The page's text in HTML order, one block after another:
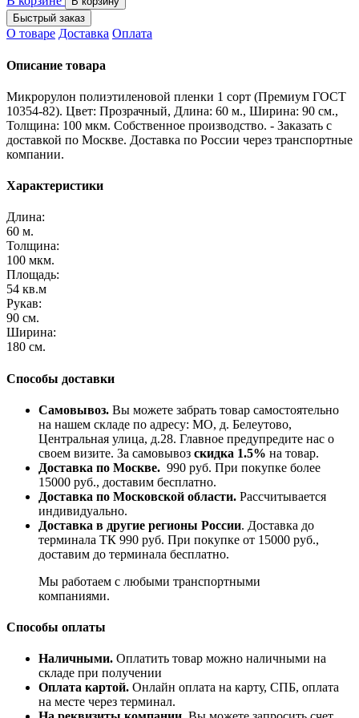
Быстрый заказ
О товаре Доставка Оплата
Описание товара
Микрорулон полиэтиленовой пленки 1 сорт (Премиум ГОСТ
10354-82). Цвет: Прозрачный, Длина: 60 м., Ширина: 90 см.,
Толщина: 100 мкм. Собственное производство. - Заказать с
доставкой по Москве. Доставка по России через транспортные
компании.
Характеристики
Длина:
60 м.
Толщина:
100 мкм.
Площадь:
54 кв.м
Рукав:
90 см.
Ширина:
180 см.
Способы доставки
Самовывоз. Вы можете забрать товар самостоятельно
на нашем складе по адресу: МО, д. Белеутово,
Центральная улица, д.28. Главное предупредите нас о
своем визите. За самовывоз скидка 1.5% на товар.
Доставка по Москве. 990 руб. При покупке более
15000 руб., доставим бесплатно.
Доставка по Московской области. Рассчитывается
индивидуально.
Доставка в другие регионы России. Доставка до
терминала ТК 990 руб. При покупке от 15000 руб.,
доставим до терминала бесплатно.
Мы работаем с любыми транспортными
компаниями.
Способы оплаты
Наличными. Оплатить товар можно наличными на
складе при получении
Оплата картой. Онлайн оплата на карту, СПБ, оплата
на месте через терминал.